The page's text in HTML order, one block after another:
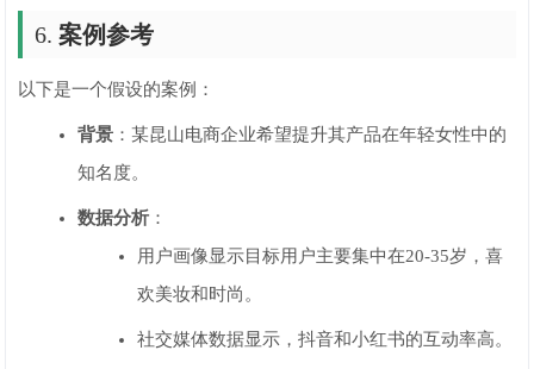
6.案例参考
以下是一个假设的案例：
背景 ：某昆山电商企业希望提升其产品在年轻女性中的
知名度。
数据分析 ：
用户画像显示目标用户主要集中在20-35岁，喜
欢美妆和时尚。
社交媒体数据显示，抖音和小红书的互动率高。